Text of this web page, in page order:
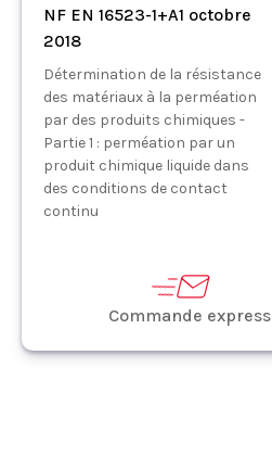
NF EN 16523-1+A1 octobre
2018
Détermination de la résistance
des matériaux à la perméation
par des produits chimiques -
Partie 1 : perméation par un
produit chimique liquide dans
des conditions de contact
continu
Commande express